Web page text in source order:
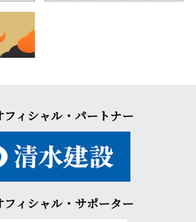
フィシャル・パートナー
フィシャル・サポーター